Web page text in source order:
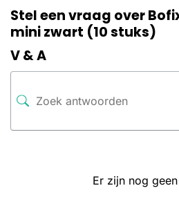
Stel een vraag over
mini zwart (10 stuks)
V & A
Er zijn nog